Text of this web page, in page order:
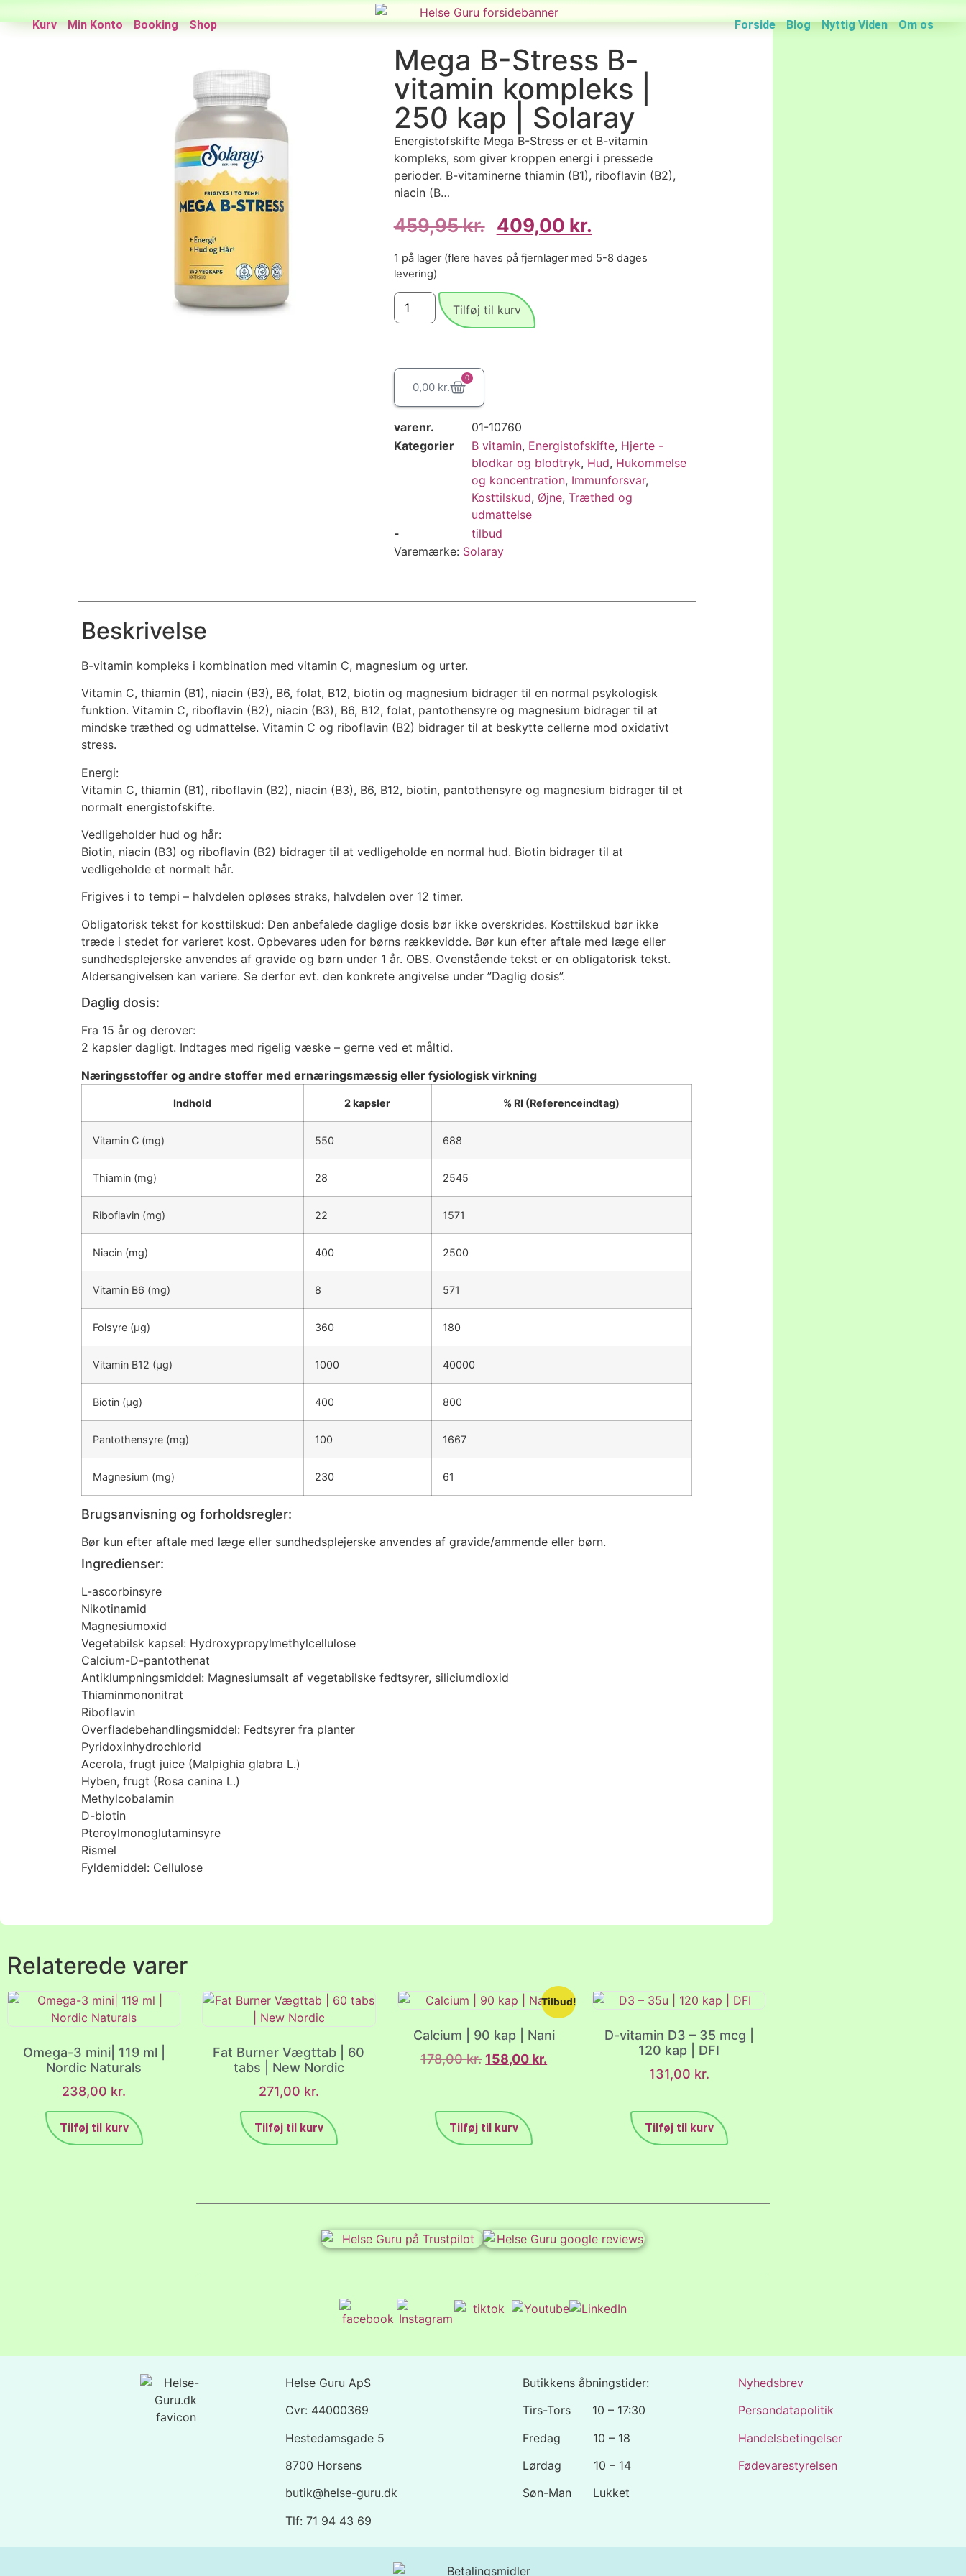
Forside Blog Nyttig Viden Om os
Kurv Min Konto Booking Shop
Mega B-Stress B-
vitamin kompleks |
250 kap | Solaray
Energistofskifte Mega B-Stress er et B-vitamin
kompleks, som giver kroppen energi i pressede
perioder. B-vitaminerne thiamin (B1), riboflavin (B2),
niacin (B…
459,95kr. 409,00 kr.
1 på lager (flere haves på fjernlager med 5-8 dages
levering)
Tilføj til kurv
0,00 kr.
0
varenr.
01-10760
Kategorier
B vitamin, Energistofskifte, Hjerte -
blodkar og blodtryk, Hud, Hukommelse
og koncentration, Immunforsvar,
Kosttilskud, Øjne, Træthed og
udmattelse
-
tilbud
Varemærke: Solaray
Beskrivelse
B-vitamin kompleks i kombination med vitamin C, magnesium og urter.
Vitamin C, thiamin (B1), niacin (B3), B6, folat, B12, biotin og magnesium bidrager til en normal psykologisk
funktion. Vitamin C, riboflavin (B2), niacin (B3), B6, B12, folat, pantothensyre og magnesium bidrager til at
mindske træthed og udmattelse. Vitamin C og riboflavin (B2) bidrager til at beskytte cellerne mod oxidativt
stress.
Energi:
Vitamin C, thiamin (B1), riboflavin (B2), niacin (B3), B6, B12, biotin, pantothensyre og magnesium bidrager til et
normalt energistofskifte.
Vedligeholder hud og hår:
Biotin, niacin (B3) og riboflavin (B2) bidrager til at vedligeholde en normal hud. Biotin bidrager til at
vedligeholde et normalt hår.
Frigives i to tempi – halvdelen opløses straks, halvdelen over 12 timer.
Obligatorisk tekst for kosttilskud: Den anbefalede daglige dosis bør ikke overskrides. Kosttilskud bør ikke
træde i stedet for varieret kost. Opbevares uden for børns rækkevidde. Bør kun efter aftale med læge eller
sundhedsplejerske anvendes af gravide og børn under 1 år. OBS. Ovenstående tekst er en obligatorisk tekst.
Aldersangivelsen kan variere. Se derfor evt. den konkrete angivelse under ”Daglig dosis”.
Daglig dosis:
Fra 15 år og derover:
2 kapsler dagligt. Indtages med rigelig væske – gerne ved et måltid.
Næringsstoffer og andre stoffer med ernæringsmæssig eller fysiologisk virkning
Indhold 2 kapsler % RI (Referenceindtag)
Vitamin C (mg) 550 688
Thiamin (mg) 28 2545
Riboflavin (mg) 22 1571
Niacin (mg) 400 2500
Vitamin B6 (mg) 8 571
Folsyre (μg) 360 180
Vitamin B12 (μg) 1000 40000
Biotin (μg) 400 800
Pantothensyre (mg) 100 1667
Magnesium (mg) 230 61
Brugsanvisning og forholdsregler:
Bør kun efter aftale med læge eller sundhedsplejerske anvendes af gravide/ammende eller børn.
Ingredienser:
L-ascorbinsyre
Nikotinamid
Magnesiumoxid
Vegetabilsk kapsel: Hydroxypropylmethylcellulose
Calcium-D-pantothenat
Antiklumpningsmiddel: Magnesiumsalt af vegetabilske fedtsyrer, siliciumdioxid
Thiaminmononitrat
Riboflavin
Overfladebehandlingsmiddel: Fedtsyrer fra planter
Pyridoxinhydrochlorid
Acerola, frugt juice (Malpighia glabra L.)
Hyben, frugt (Rosa canina L.)
Methylcobalamin
D-biotin
Pteroylmonoglutaminsyre
Rismel
Fyldemiddel: Cellulose
Relaterede varer
Omega-3 mini| 119 ml |
Nordic Naturals
238,00 kr.
Tilføj til kurv
Fat Burner Vægttab | 60
tabs | New Nordic
271,00 kr.
Tilføj til kurv
Tilbud!
Calcium | 90 kap | Nani
178,00kr. 158,00 kr.
Tilføj til kurv
D-vitamin D3 – 35 mcg |
120 kap | DFI
131,00 kr.
Tilføj til kurv
Helse Guru ApS
Cvr: 44000369
Hestedamsgade 5
8700 Horsens
butik@helse-guru.dk
Tlf: 71 94 43 69
Butikkens åbningstider:
Tirs-Tors 10 – 17:30
Fredag 10 – 18
Lørdag 10 – 14
Søn-Man Lukket
Nyhedsbrev
Persondatapolitik
Handelsbetingelser
Fødevarestyrelsen